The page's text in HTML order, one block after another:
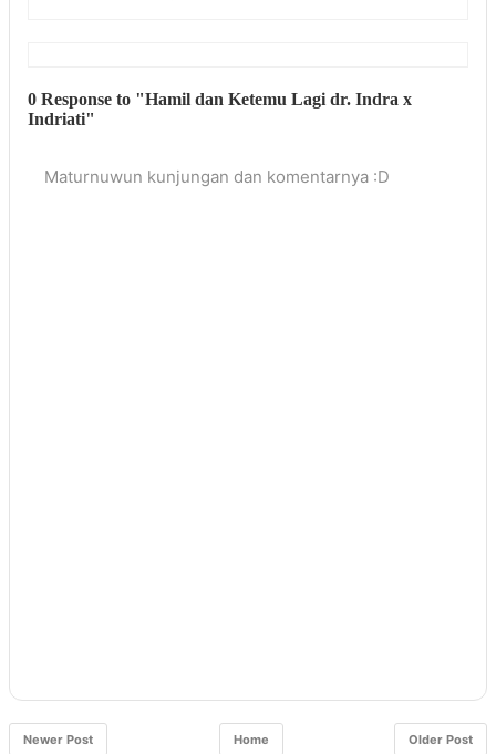
0 Response to "Hamil dan Ketemu Lagi dr. Indra x
Indriati"
Maturnuwun kunjungan dan komentarnya :D
Newer Post Older Post
Home